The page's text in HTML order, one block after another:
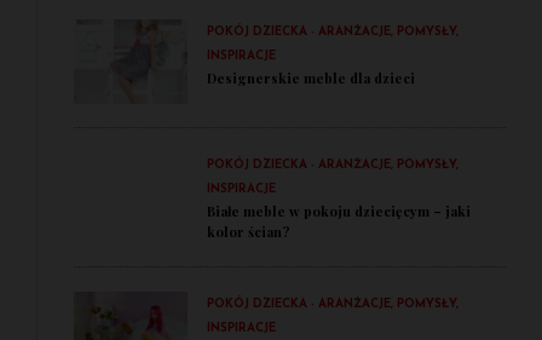
POKÓJ DZIECKA - ARANŻACJE, POMYSŁY,
INSPIRACJE
Designerskie meble dla dzieci
POKÓJ DZIECKA - ARANŻACJE, POMYSŁY,
INSPIRACJE
Białe meble w pokoju dziecięcym – jaki
kolor ścian?
POKÓJ DZIECKA - ARANŻACJE, POMYSŁY,
INSPIRACJE